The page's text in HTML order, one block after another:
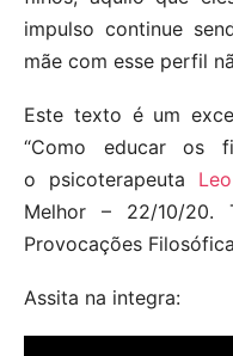
impulso continue
mãe com esse perfil
Este texto é um
“Como educar os
o psicoterapeuta
Melhor – 22/10/20.
Provocações
Assita na integra: